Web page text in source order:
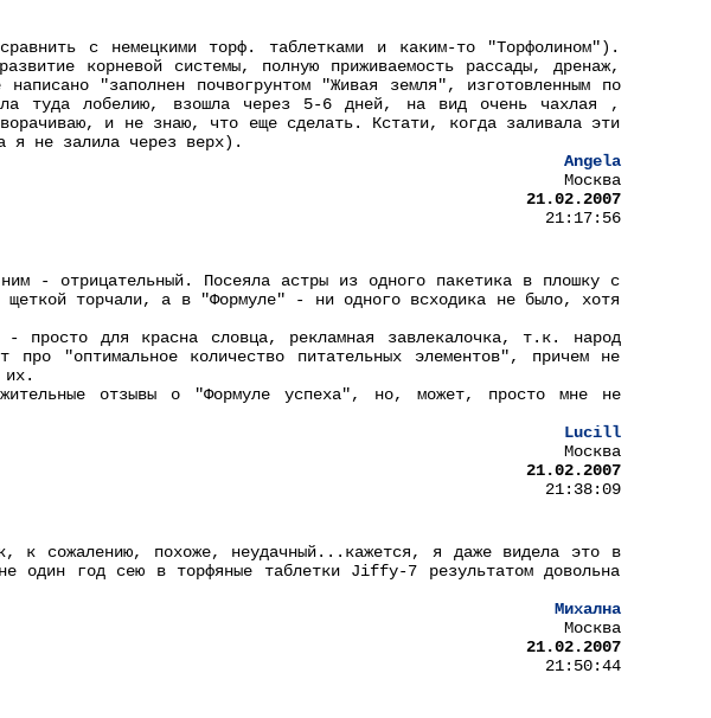
с немецкими торф. таблетками и каким-то "Торфолином").
корневой системы, полную приживаемость рассады, дренаж,
"заполнен почвогрунтом "Живая земля", изготовленным по
туда лобелию, взошла через 5-6 дней, на вид очень чахлая ,
и не знаю, что еще сделать. Кстати, когда заливала эти
я не залила через верх).
Angela
Москва
21.02.2007
21:17:56
- отрицательный. Посеяла астры из одного пакетика в плошку с
торчали, а в "Формуле" - ни одного всходика не было, хотя
- просто для красна словца, рекламная завлекалочка, т.к. народ
"оптимальное количество питательных элементов", причем не
их.
отзывы о "Формуле успеха", но, может, просто мне не
Lucill
Москва
21.02.2007
21:38:09
к сожалению, похоже, неудачный...кажется, я даже видела это в
один год сею в торфяные таблетки Jiffy-7 результатом довольна
Михална
Москва
21.02.2007
21:50:44